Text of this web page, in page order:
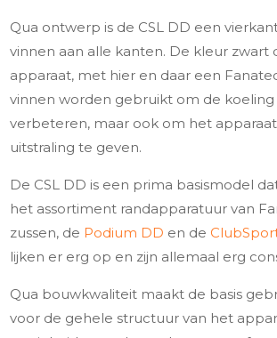
Qua ontwerp is de CSL DD een
vinnen aan alle kanten. De kleur
apparaat, met hier en daar een
vinnen worden gebruikt om de koeling
verbeteren, maar ook om het
uitstraling te geven.
De CSL DD is een prima basismodel
het assortiment randapparatuur van
zussen, de Podium DD en de
lijken er erg op en zijn allemaal erg
Qua bouwkwaliteit maakt de basis
voor de gehele structuur van het